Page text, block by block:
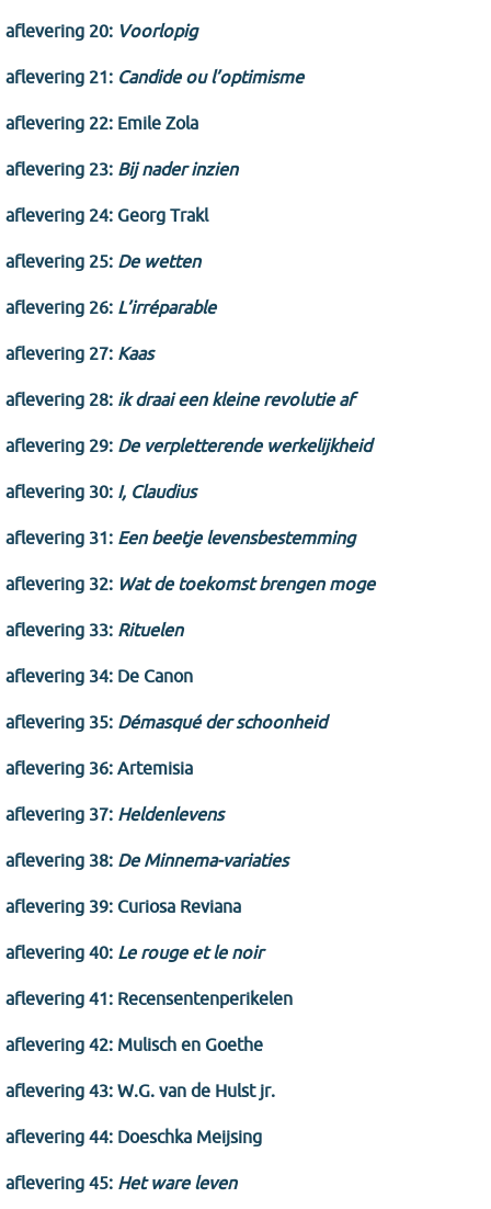
aflevering 20: Voorlopig
aflevering 21: Candide ou l’optimisme
aflevering 22: Emile Zola
aflevering 23: Bij nader inzien
aflevering 24: Georg Trakl
aflevering 25: De wetten
aflevering 26: L’irréparable
aflevering 27: Kaas
aflevering 28: ik draai een kleine revolutie af
aflevering 29: De verpletterende werkelijkheid
aflevering 30: I, Claudius
aflevering 31: Een beetje levensbestemming
aflevering 32: Wat de toekomst brengen moge
aflevering 33: Rituelen
aflevering 34: De Canon
aflevering 35: Démasqué der schoonheid
aflevering 36: Artemisia
aflevering 37: Heldenlevens
aflevering 38: De Minnema-variaties
aflevering 39: Curiosa Reviana
aflevering 40: Le rouge et le noir
aflevering 41: Recensentenperikelen
aflevering 42: Mulisch en Goethe
aflevering 43: W.G. van de Hulst jr.
aflevering 44: Doeschka Meijsing
aflevering 45: Het ware leven